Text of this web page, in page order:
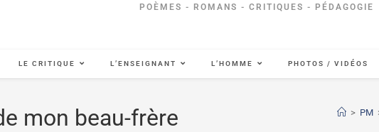
POÈMES - ROMANS - CRITIQUES - PÉDAGOGIE
LE CRITIQUE L’ENSEIGNANT L’HOMME PHOTOS / VIDÉOS
mon beau-frère > PM